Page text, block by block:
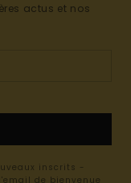
actus et nos
inscrits -
de bienvenue